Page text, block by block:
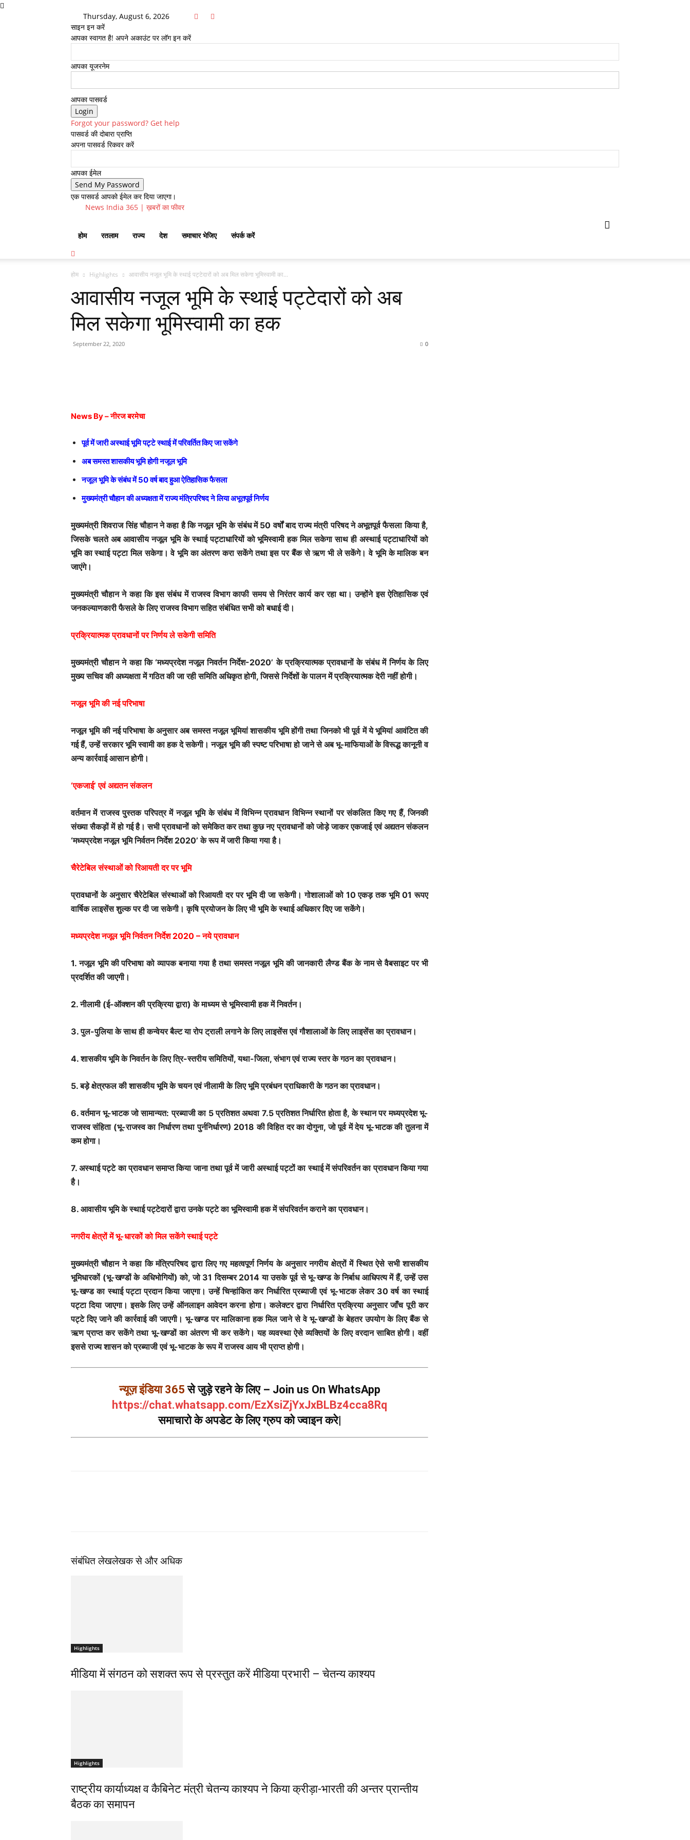
Thursday, August 6, 2026
साइन इन करें
आपका स्वागत है! अपने अकाउंट पर लॉग इन करें
आपका यूजरनेम
आपका पासवर्ड
Forgot your password? Get help
पासवर्ड की दोबारा प्राप्ति
अपना पासवर्ड रिकवर करें
आपका ईमेल
एक पासवर्ड आपको ईमेल कर दिया जाएगा।
News India 365 | ख़बरों का फीवर
होम रतलाम राज्य देश समाचार भेजिए संपर्क करें
होम Highlights आवासीय नजूल भूमि के स्थाई पट्टेदारों को अब मिल सकेगा भूमिस्वामी का...
आवासीय नजूल भूमि के स्थाई पट्टेदारों को अब
मिल सकेगा भूमिस्वामी का हक
September 22, 2020 0
News By – नीरज बरमेचा
पूर्व में जारी अस्थाई भूमि पट्टे स्थाई में परिवर्तित किए जा सकेंगे
अब समस्त शासकीय भूमि होगी नजूल भूमि
नजूल भूमि के संबंध में 50 वर्ष बाद हुआ ऐतिहासिक फैसला
मुख्यमंत्री चौहान की अध्यक्षता में राज्य मंत्रिपरिषद ने लिया अभूतपूर्व निर्णय
मुख्यमंत्री शिवराज सिंह चौहान ने कहा है कि नजूल भूमि के संबंध में 50 वर्षों बाद राज्य मंत्री परिषद ने अभूतपूर्व फैसला किया है,
जिसके चलते अब आवासीय नजूल भूमि के स्थाई पट्टाधारियों को भूमिस्वामी हक मिल सकेगा साथ ही अस्थाई पट्टाधारियों को
भूमि का स्थाई पट्टा मिल सकेगा। वे भूमि का अंतरण करा सकेंगे तथा इस पर बैंक से ऋण भी ले सकेंगे। वे भूमि के मालिक बन
जाएंगे।
मुख्यमंत्री चौहान ने कहा कि इस संबंध में राजस्व विभाग काफी समय से निरंतर कार्य कर रहा था। उन्होंने इस ऐतिहासिक एवं
जनकल्याणकारी फैसले के लिए राजस्व विभाग सहित संबंधित सभी को बधाई दी।
प्रक्रियात्मक प्रावधानों पर निर्णय ले सकेगी समिति
मुख्यमंत्री चौहान ने कहा कि ‘मध्यप्रदेश नजूल निवर्तन निर्देश-2020’ के प्रक्रियात्मक प्रावधानों के संबंध में निर्णय के लिए
मुख्य सचिव की अध्यक्षता में गठित की जा रही समिति अधिकृत होगी, जिससे निर्देशों के पालन में प्रक्रियात्मक देरी नहीं होगी।
नजूल भूमि की नई परिभाषा
नजूल भूमि की नई परिभाषा के अनुसार अब समस्त नजूल भूमियां शासकीय भूमि होंगी तथा जिनको भी पूर्व में ये भूमियां आवंटित की
गई हैं, उन्हें सरकार भूमि स्वामी का हक दे सकेगी। नजूल भूमि की स्पष्ट परिभाषा हो जाने से अब भू-माफियाओं के विरूद्ध कानूनी व
अन्य कार्रवाई आसान होगी।
‘एकजाई’ एवं अद्यतन संकलन
वर्तमान में राजस्व पुस्तक परिपत्र में नजूल भूमि के संबंध में विभिन्न प्रावधान विभिन्न स्थानों पर संकलित किए गए हैं, जिनकी
संख्या सैकड़ों में हो गई है। सभी प्रावधानों को समेकित कर तथा कुछ नए प्रावधानों को जोड़े जाकर एकजाई एवं अद्यतन संकलन
‘मध्यप्रदेश नजूल भूमि निर्वतन निर्देश 2020’ के रूप में जारी किया गया है।
चैरेटेबिल संस्थाओं को रिआयती दर पर भूमि
प्रावधानों के अनुसार चैरेटेबिल संस्थाओं को रिआयती दर पर भूमि दी जा सकेगी। गोशालाओं को 10 एकड़ तक भूमि 01 रूपए
वार्षिक लाइसेंस शुल्क पर दी जा सकेगी। कृषि प्रयोजन के लिए भी भूमि के स्थाई अधिकार दिए जा सकेंगे।
मध्यप्रदेश नजूल भूमि निर्वतन निर्देश 2020 – नये प्रावधान
1. नजूल भूमि की परिभाषा को व्यापक बनाया गया है तथा समस्त नजूल भूमि की जानकारी लैण्ड बैंक के नाम से वैबसाइट पर भी
प्रदर्शित की जाएगी।
2. नीलामी (ई-ऑक्शन की प्रक्रिया द्वारा) के माध्यम से भूमिस्वामी हक में निवर्तन।
3. पुल-पुलिया के साथ ही कन्वेयर बैल्ट या रोप ट्राली लगाने के लिए लाइसेंस एवं गौशालाओं के लिए लाइसेंस का प्रावधान।
4. शासकीय भूमि के निवर्तन के लिए त्रि-स्तरीय समितियों, यथा-जिला, संभाग एवं राज्य स्तर के गठन का प्रावधान।
5. बड़े क्षेत्रफल की शासकीय भूमि के चयन एवं नीलामी के लिए भूमि प्रबंधन प्राधिकारी के गठन का प्रावधान।
6. वर्तमान भू-भाटक जो सामान्यत: प्रब्याजी का 5 प्रतिशत अथवा 7.5 प्रतिशत निर्धारित होता है, के स्थान पर मध्यप्रदेश भू-
राजस्व संहिता (भू-राजस्व का निर्धारण तथा पुर्ननिर्धारण) 2018 की विहित दर का दोगुना, जो पूर्व में देय भू-भाटक की तुलना में
कम होगा।
7. अस्थाई पट्टे का प्रावधान समाप्त किया जाना तथा पूर्व में जारी अस्थाई पट्टों का स्थाई में संपरिवर्तन का प्रावधान किया गया
है।
8. आवासीय भूमि के स्थाई पट्टेदारों द्वारा उनके पट्टे का भूमिस्वामी हक में संपरिवर्तन कराने का प्रावधान।
नगरीय क्षेत्रों में भू-धारकों को मिल सकेंगे स्थाई पट्टे
मुख्यमंत्री चौहान ने कहा कि मंत्रिपरिषद द्वारा लिए गए महत्वपूर्ण निर्णय के अनुसार नगरीय क्षेत्रों में स्थित ऐसे सभी शासकीय
भूमिधारकों (भू-खण्डों के अधिभोगियों) को, जो 31 दिसम्बर 2014 या उसके पूर्व से भू-खण्ड के निर्बाध आधिपत्य में हैं, उन्हें उस
भू-खण्ड का स्थाई पट्टा प्रदान किया जाएगा। उन्हें चिन्हांकित कर निर्धारित प्रब्याजी एवं भू-भाटक लेकर 30 वर्ष का स्थाई
पट्टा दिया जाएगा। इसके लिए उन्हें ऑनलाइन आवेदन करना होगा। कलेक्टर द्वारा निर्धारित प्रक्रिया अनुसार जाँच पूरी कर
पट्टे दिए जाने की कार्रवाई की जाएगी। भू-खण्ड पर मालिकाना हक मिल जाने से वे भू-खण्डों के बेहतर उपयोग के लिए बैंक से
ऋण प्राप्त कर सकेंगे तथा भू-खण्डों का अंतरण भी कर सकेंगे। यह व्यवस्था ऐसे व्यक्तियों के लिए वरदान साबित होगी। वहीं
इससे राज्य शासन को प्रब्याजी एवं भू-भाटक के रूप में राजस्व आय भी प्राप्त होगी।
न्यूज़ इंडिया 365 से जुड़े रहने के लिए – Join us On WhatsApp
https://chat.whatsapp.com/EzXsiZjYxJxBLBz4cca8Rq
समाचारो के अपडेट के लिए ग्रुप को ज्वाइन करे|
संबंधित लेखलेखक से और अधिक
Highlights
मीडिया में संगठन को सशक्त रूप से प्रस्तुत करें मीडिया प्रभारी – चेतन्य काश्यप
Highlights
राष्ट्रीय कार्याध्यक्ष व कैबिनेट मंत्री चेतन्य काश्यप ने किया क्रीड़ा-भारती की अन्तर प्रान्तीय
बैठक का समापन